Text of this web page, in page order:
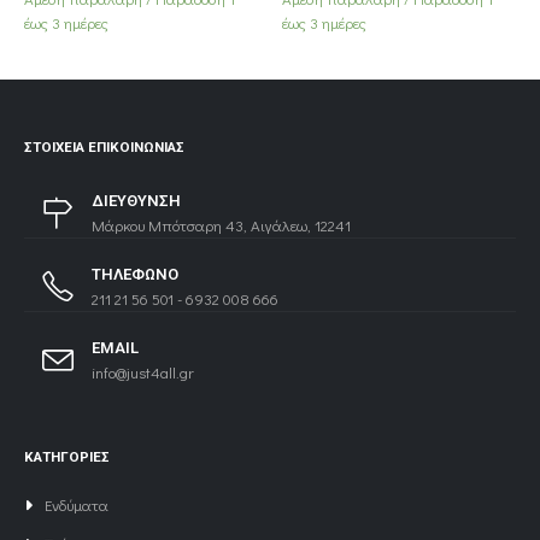
35,00€.είναι:
έως 3 ημέρες
έως 3 ημέρες
ΣΤΟΙΧΕΊΑ ΕΠΙΚΟΙΝΩΝΊΑΣ
ΔΙΕΥΘΥΝΣΗ
Μάρκου Μπότσαρη 43, Αιγάλεω, 12241
ΤΗΛΕΦΩΝΟ
211 21 56 501 - 6932 008 666
EMAIL
info@just4all.gr
ΚΑΤΗΓΟΡΙΕΣ
Ενδύματα